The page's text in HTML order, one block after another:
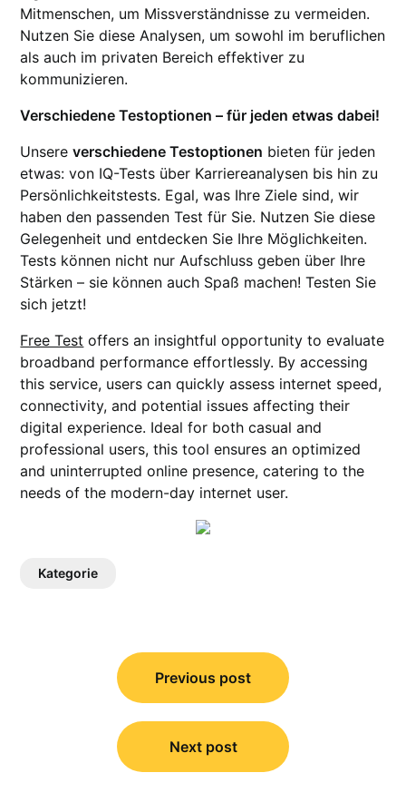
Mitmenschen, um Missverständnisse zu vermeiden.
Nutzen Sie diese Analysen, um sowohl im beruflichen
als auch im privaten Bereich effektiver zu
kommunizieren.
Verschiedene Testoptionen – für jeden etwas dabei!
Unsereverschiedene Testoptionen bieten für jeden
etwas: von IQ-Tests über Karriereanalysen bis hin zu
Persönlichkeitstests. Egal, was Ihre Ziele sind, wir
haben den passenden Test für Sie. Nutzen Sie diese
Gelegenheit und entdecken Sie Ihre Möglichkeiten.
Tests können nicht nur Aufschluss geben über Ihre
Stärken – sie können auch Spaß machen! Testen Sie
sich jetzt!
Free Test offers an insightful opportunity to evaluate
broadband performance effortlessly. By accessing
this service, users can quickly assess internet speed,
connectivity, and potential issues affecting their
digital experience. Ideal for both casual and
professional users, this tool ensures an optimized
and uninterrupted online presence, catering to the
needs of the modern-day internet user.
Kategorie
navigation
Previous post
Next post